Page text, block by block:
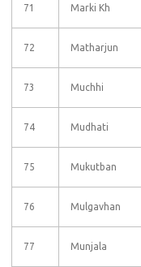
71 Marki Kh
72 Matharjun
73 Muchhi
74 Mudhati
75 Mukutban
76 Mulgavhan
77 Munjala